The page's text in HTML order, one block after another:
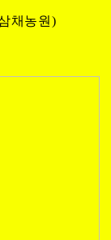
채농원)